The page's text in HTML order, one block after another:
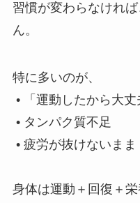
習慣が変わらなけれ
ん。
特に多いのが、
• 「運動したから大
• タンパク質不足
• 疲労が抜けないま
身体は運動＋回復＋